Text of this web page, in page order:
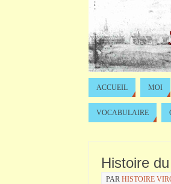
ACCUEIL MOI
VOCABULAIRE
Histoire
PAR HISTOIRE